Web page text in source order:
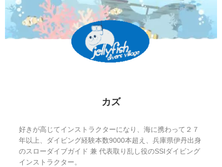
カズ
好きが高じてインストラクターになり、海に携わって２７
年以上、ダイビング経験本数9000本超え、兵庫県伊丹出身
のスローダイブガイド 兼 代表取り乱し役のSSIダイビング
インストラクター。